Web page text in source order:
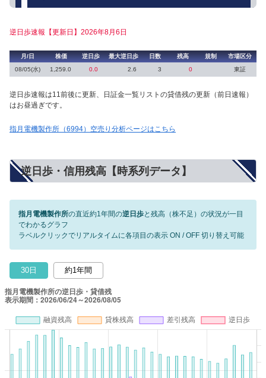
逆日歩速報【更新日】2026年8月6日
月/日 株価 逆日歩 最大逆日歩 日数 残高 規制
市場区分
08/05(水)
1,259.0 0.0 2.6 3 0 東証
逆日歩速報は11前後に更新、日証金一覧リストの貸借残の更新（前日速報）
はお昼過ぎです。
指月電機製作所（6994）空売り分析ページはこちら
逆日歩・信用残高【時系列データ】
指月電機製作所の直近約1年間の逆日歩と残高（株不足）の状況が一目
でわかるグラフ
ラベルクリックでリアルタイムに各項目の表示 ON / OFF 切り替え可能
30日 約1年間